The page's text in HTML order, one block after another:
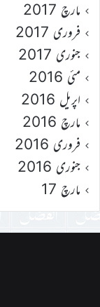
مارچ 2017
فروری 2017
جنوری 2017
مئی 2016
اپریل 2016
مارچ 2016
فروری 2016
جنوری 2016
مارچ 17